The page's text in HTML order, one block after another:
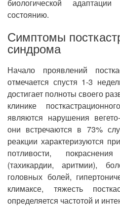
биологической
состоянию.
Симптомы
синдрома
Начало проявлений
отмечается спустя 1-3
достигает полноты своего
клинике
являются нарушения
они встречаются в 73%
реакции характеризуются
потливости,
(тахикардии, аритмии),
головных болей,
климаксе, тяжесть
определяется частотой и